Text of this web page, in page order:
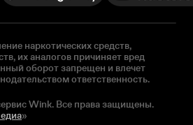
наркотических средств,
их аналогов причиняет вред
оборот запрещен и влечет
ответственность.
Wink. Все права защищены.
»